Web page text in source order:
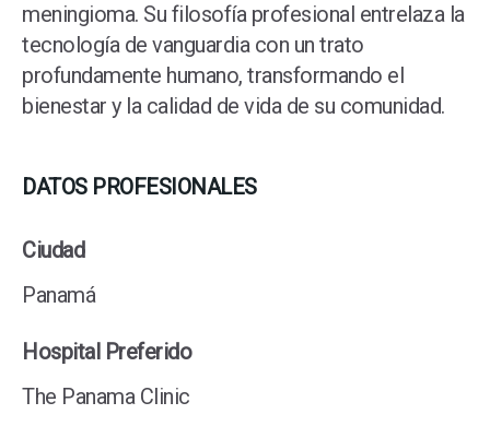
meningioma. Su filosofía profesional entrelaza la
tecnología de vanguardia con un trato
profundamente humano, transformando el
bienestar y la calidad de vida de su comunidad.
DATOS PROFESIONALES
Ciudad
Panamá
Hospital Preferido
The Panama Clinic